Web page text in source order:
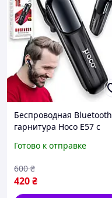
Беспроводная Bluetooth
гарнитура Hoco E57 с
Готово к отправке
420₴
600 ₴